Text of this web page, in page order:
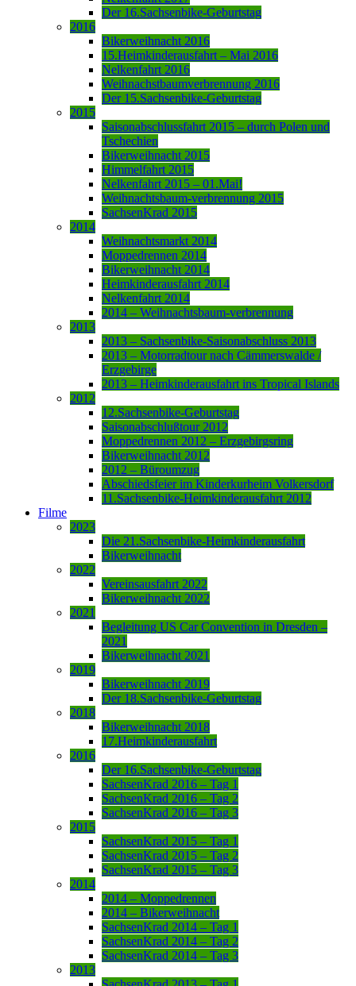
Der 16.Sachsenbike-Geburtstag
2016
Bikerweihnacht 2016
15.Heimkinderausfahrt – Mai 2016
Nelkenfahrt 2016
Weihnachstbaumverbrennung 2016
Der 15.Sachsenbike-Geburtstag
2015
Saisonabschlussfahrt 2015 – durch Polen und
Tschechien
Bikerweihnacht 2015
Himmelfahrt 2015
Nelkenfahrt 2015 – 01.Mai!
Weihnachtsbaum-verbrennung 2015
SachsenKrad 2015
2014
Weihnachtsmarkt 2014
Moppedrennen 2014
Bikerweihnacht 2014
Heimkinderausfahrt 2014
Nelkenfahrt 2014
2014 – Weihnachtsbaum-verbrennung
2013
2013 – Sachsenbike-Saisonabschluss 2013
2013 – Motorradtour nach Cämmerswalde /
Erzgebirge
2013 – Heimkinderausfahrt ins Tropical Islands
2012
12.Sachsenbike-Geburtstag
Saisonabschlußtour 2012
Moppedrennen 2012 – Erzgebirgsring
Bikerweihnacht 2012
2012 – Büroumzug
Abschiedsfeier im Kinderkurheim Volkersdorf
11.Sachsenbike-Heimkinderausfahrt 2012
Filme
2023
Die 21.Sachsenbike-Heimkinderausfahrt
Bikerweihnacht
2022
Vereinsausfahrt 2022
Bikerweihnacht 2022
2021
Begleitung US Car Convention in Dresden –
2021
Bikerweihnacht 2021
2019
Bikerweihnacht 2019
Der 18.Sachsenbike-Geburtstag
2018
Bikerweihnacht 2018
17.Heimkinderausfahrt
2016
Der 16.Sachsenbike-Geburtstag
SachsenKrad 2016 – Tag 1
SachsenKrad 2016 – Tag 2
SachsenKrad 2016 – Tag 3
2015
SachsenKrad 2015 – Tag 1
SachsenKrad 2015 – Tag 2
SachsenKrad 2015 – Tag 3
2014
2014 – Moppedrennen
2014 – Bikerweihnacht
SachsenKrad 2014 – Tag 1
SachsenKrad 2014 – Tag 2
SachsenKrad 2014 – Tag 3
2013